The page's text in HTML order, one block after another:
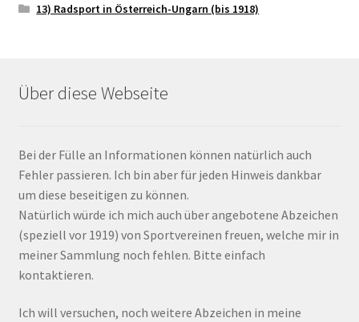
13) Radsport in Österreich-Ungarn (bis 1918)
Über diese Webseite
Bei der Fülle an Informationen können natürlich auch
Fehler passieren. Ich bin aber für jeden Hinweis dankbar
um diese beseitigen zu können.
Natürlich würde ich mich auch über angebotene Abzeichen
(speziell vor 1919) von Sportvereinen freuen, welche mir in
meiner Sammlung noch fehlen. Bitte einfach
kontaktieren.
Ich will versuchen, noch weitere Abzeichen in meine